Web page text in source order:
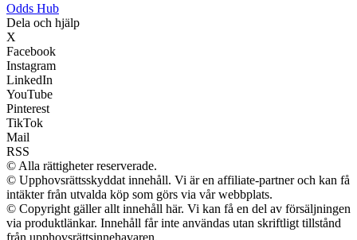
Odds Hub
Dela och hjälp
X
Facebook
Instagram
LinkedIn
YouTube
Pinterest
TikTok
Mail
RSS
© Alla rättigheter reserverade.
© Upphovsrättsskyddat innehåll. Vi är en affiliate-partner och kan få
intäkter från utvalda köp som görs via vår webbplats.
© Copyright gäller allt innehåll här. Vi kan få en del av försäljningen
via produktlänkar. Innehåll får inte användas utan skriftligt tillstånd
från upphovsrättsinnehavaren.